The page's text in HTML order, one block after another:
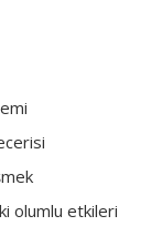
olumlu etkileri